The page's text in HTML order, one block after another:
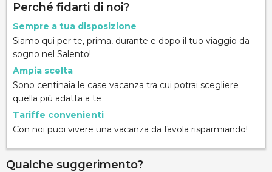
Perché fidarti di noi?
Sempre a tua disposizione
Siamo qui per te, prima, durante e dopo il tuo viaggio da
sogno nel Salento!
Ampia scelta
Sono centinaia le case vacanza tra cui potrai scegliere
quella più adatta a te
Tariffe convenienti
Con noi puoi vivere una vacanza da favola risparmiando!
Qualche suggerimento?